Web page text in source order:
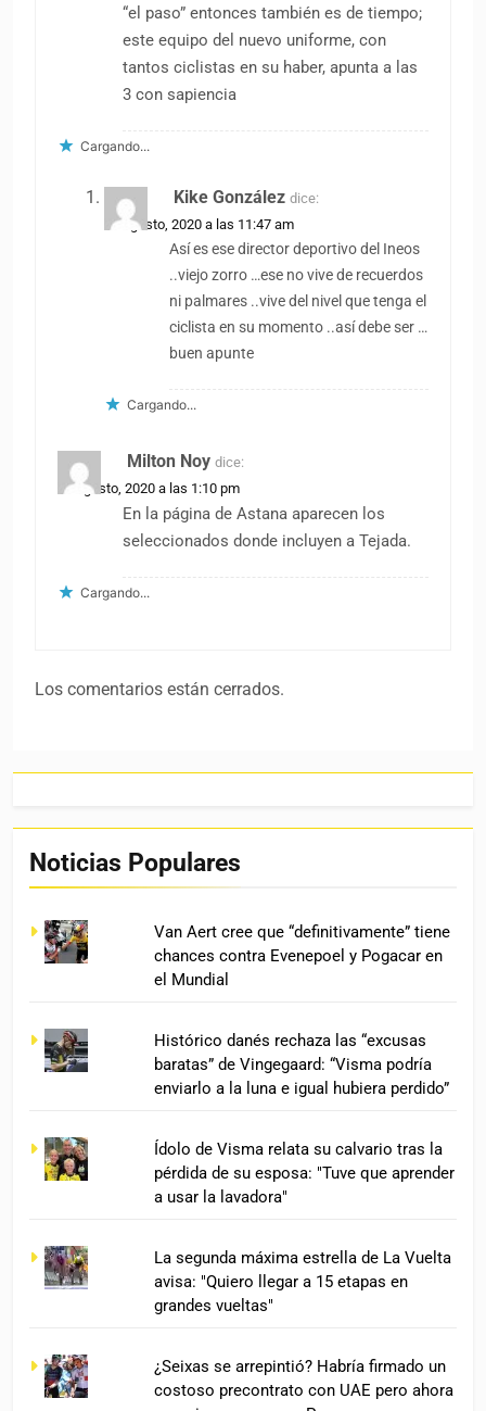
“el paso” entonces también es de tiempo;
este equipo del nuevo uniforme, con
tantos ciclistas en su haber, apunta a las
3 con sapiencia
Cargando...
Kike González dice:
23 agosto, 2020 a las 11:47 am
Así es ese director deportivo del Ineos
..viejo zorro …ese no vive de recuerdos
ni palmares ..vive del nivel que tenga el
ciclista en su momento ..así debe ser …
buen apunte
Cargando...
Milton Noy dice:
22 agosto, 2020 a las 1:10 pm
En la página de Astana aparecen los
seleccionados donde incluyen a Tejada.
Cargando...
Los comentarios están cerrados.
Noticias Populares
Van Aert cree que “definitivamente” tiene
chances contra Evenepoel y Pogacar en
el Mundial
Histórico danés rechaza las “excusas
baratas” de Vingegaard: “Visma podría
enviarlo a la luna e igual hubiera perdido”
Ídolo de Visma relata su calvario tras la
pérdida de su esposa: "Tuve que aprender
a usar la lavadora"
La segunda máxima estrella de La Vuelta
avisa: "Quiero llegar a 15 etapas en
grandes vueltas"
¿Seixas se arrepintió? Habría firmado un
costoso precontrato con UAE pero ahora